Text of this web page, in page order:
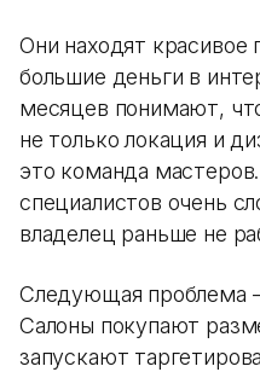
Они находят
большие деньги в
месяцев понимают,
не только локация и
это команда
специалистов очень
владелец раньше не
Следующая проблема
Салоны покупают
запускают